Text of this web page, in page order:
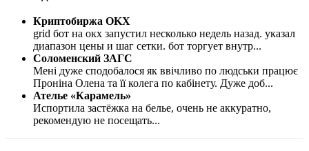
Криптобиржа OKX
grid бот на окх запустил несколько недель назад. указал
диапазон цены и шаг сетки. бот торгует внутр...
Соломенский ЗАГС
Мені дуже сподобалося як ввічливо по людськи працює
Проніна Олена та її колега по кабінету. Дуже доб...
Ателье «Карамель»
Испортила застёжка на белье, очень не аккуратно,
рекомендую не посещать...